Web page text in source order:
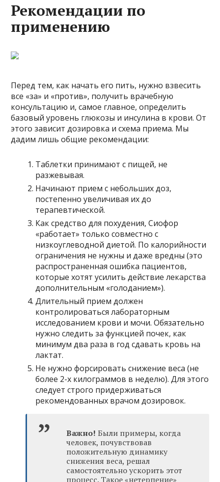
Рекомендации по
применению
Перед тем, как начать его пить, нужно взвесить
все «за» и «против», получить врачебную
консультацию и, самое главное, определить
базовый уровень глюкозы и инсулина в крови. От
этого зависит дозировка и схема приема. Мы
дадим лишь общие рекомендации:
Таблетки принимают с пищей, не
разжевывая.
Начинают прием с небольших доз,
постепенно увеличивая их до
терапевтической.
Как средство для похудения, Сиофор
«работает» только совместно с
низкоуглеводной диетой. По калорийности
ограничения не нужны и даже вредны (это
распространенная ошибка пациентов,
которые хотят усилить действие лекарства
дополнительным «голоданием»).
Длительный прием должен
контролироваться лабораторным
исследованием крови и мочи. Обязательно
нужно следить за функцией почек, как
минимум два раза в год сдавать кровь на
лактат.
Не нужно форсировать снижение веса (не
более 2-х килограммов в неделю). Для этого
следует строго придерживаться
рекомендованных врачом дозировок.
Важно! Были примеры, когда
человек, почувствовав
положительную динамику
снижения веса, решал
самостоятельно ускорить этот
процесс. Такое «нетерпение»